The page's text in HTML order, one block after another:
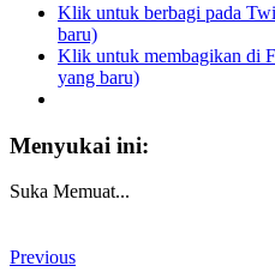
Klik untuk berbagi pada
baru)
Klik untuk membagikan di
yang baru)
Menyukai ini:
Suka Memuat...
Previous